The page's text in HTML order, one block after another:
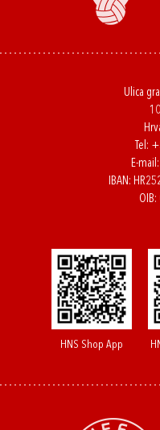
Ulica
Tel:
E-mail:
IBAN:
HNS Shop App